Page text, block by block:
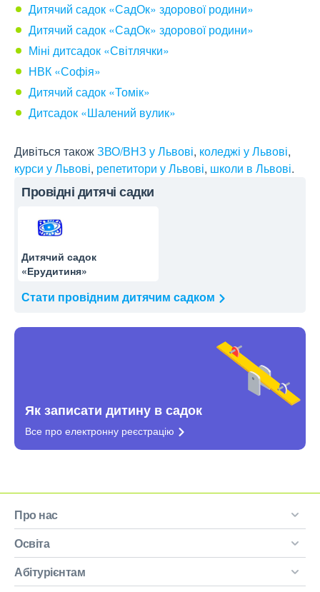
Дитячий садок «СадОк» здорової родини»
Дитячий садок «СадОк» здорової родини»
Міні дитсадок «Світлячки»
НВК «Софія»
Дитячий садок «Томік»
Дитсадок «Шалений вулик»
Дивіться такожЗВО/ВНЗ у Львові, коледжі у Львові,
курси у Львові, репетитори у Львові, школи в Львові.
Провідні дитячі садки
Дитячий садок
«Ерудитиня»
Стати провідним дитячим садком
Як записати дитину в садок
Все про електронну реєстрацію
Про нас
Освіта
Абітурієнтам